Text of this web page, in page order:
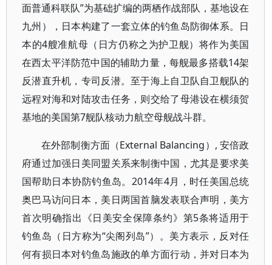
面普通科联队”为基础扩编的两栖作战部队，基地设在
九州），日本构建了一套立体的钓鱼岛防御体系。日
本的4艘准航母（日方仍称之为护卫舰）将作为美国
在西太平洋防范中国的辅助力量，每舰最多搭载14架
反潜直升机，专司反潜。至于海上自卫队自卫舰队的
远程对海和对陆攻击任务，则交给了母港设在横须贺
基地的美国第7舰队核动力航空母舰战斗群。
在外部制衡方面（External Balancing）, 安倍政
府通过加强日美同盟关系来制衡中国，尤其是要求美
国帮助日本协防钓鱼岛。2014年4月，时任美国总统
奥巴马访问日本，美日两国首脑发表联合声明，美方
首次明确指出《日美安全保障条约》第5条将适用于
钓鱼岛（日方称为“尖阁列岛”）。美方表示，反对任
何有损日本对钓鱼岛施政的单方面行动，并对日本为